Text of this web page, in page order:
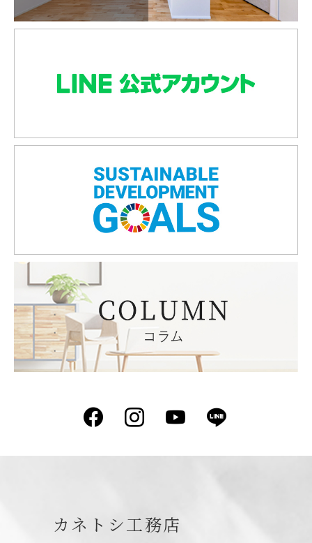
Facebook
Instagram
YouTube
カネトシ工務店